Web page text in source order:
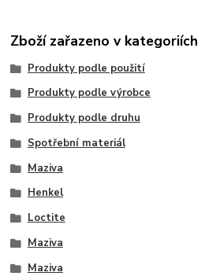
Zboží zařazeno v kategoriích
Produkty podle použití
Produkty podle výrobce
Produkty podle druhu
Spotřební materiál
Maziva
Henkel
Loctite
Maziva
Maziva